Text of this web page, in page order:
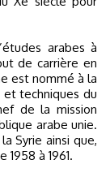
arabes à
de carrière en
est nommé à la
techniques du
de la mission
arabe unie.
Syrie ainsi que,
à 1961.